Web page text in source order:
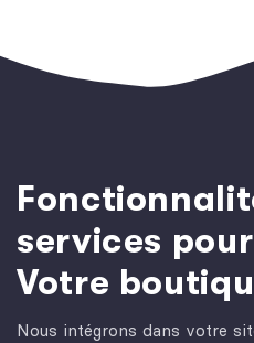
services
Votre
Nous intégrons dans votre